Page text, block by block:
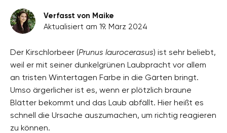
Verfasst von Maike
Aktualisiert am 19. März 2024
Der Kirschlorbeer (Prunus laurocerasus) ist sehr beliebt,
weil er mit seiner dunkelgrünen Laubpracht vor allem
an tristen Wintertagen Farbe in die Gärten bringt.
Umso ärgerlicher ist es, wenn er plötzlich braune
Blätter bekommt und das Laub abfällt. Hier heißt es
schnell die Ursache auszumachen, um richtig reagieren
zu können.